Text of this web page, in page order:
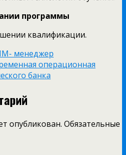
программы
квалификации.
менеджер
операционная
банка
опубликован. Обязательные